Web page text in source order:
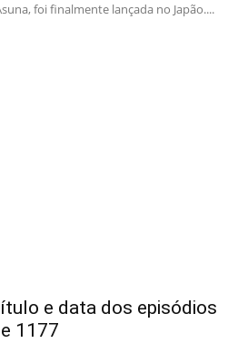
foi finalmente lançada no Japão....
e data dos episódios
1177